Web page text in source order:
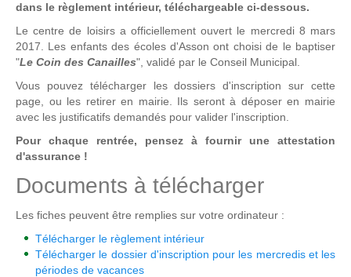
dans le règlement intérieur, téléchargeable ci-dessous.
Le centre de loisirs a officiellement ouvert le mercredi 8 mars
2017. Les enfants des écoles d'Asson ont choisi de le baptiser
"Le Coin des Canailles", validé par le Conseil Municipal.
Vous pouvez télécharger les dossiers d'inscription sur cette
page, ou les retirer en mairie. Ils seront à déposer en mairie
avec les justificatifs demandés pour valider l'inscription.
Pour chaque rentrée, pensez à fournir une attestation
d'assurance !
Documents à télécharger
Les fiches peuvent être remplies sur votre ordinateur :
Télécharger le règlement intérieur
Télécharger le dossier d'inscription pour les mercredis et les
périodes de vacances